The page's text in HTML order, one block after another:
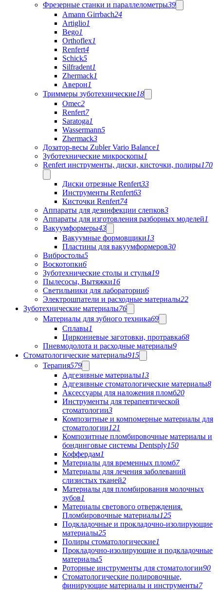
Фрезерные станки и параллелометры39
Amann Girrbach24
Artiglio1
Bego1
Orthoflex1
Renfert4
Schick5
Silfradent1
Zhermack1
Аверон1
Триммеры зуботехнические18
Omec2
Renfert7
Saratoga1
Wassermann5
Zhermack3
Дозатор-весы Zubler Vario Balance1
Зуботехнические микроскопы1
Renfert инструменты, диски, кисточки, полиры170
Диски отрезные Renfert33
Инструменты Renfert63
Кисточки Renfert74
Аппараты для дезинфекции слепков3
Аппараты для изготовления разборных моделей1
Вакуумформеры43
Вакуумные формовщики13
Пластины для вакуумформеров30
Вибростолы5
Воскотопки6
Зуботехнические столы и стулья19
Пылесосы, Вытяжки16
Светильники для лаборатории6
Электрошпатели и расходные материалы22
Зуботехнические материалы76
Материалы для зубного техника69
Сплавы1
Циркониевые заготовки, протравка68
Пневмодолота и расходные материалы9
Стоматологические материалы915
Терапия579
Адгезивные материалы13
Адгезивные стоматологические материалы8
Аксессуары для наложения пломб20
Инструменты для терапевтической
стоматологии3
Композитные и компомерные материалы для
стоматологии121
Композитные пломбировочные материалы и
бондинговые системы Dentsply150
Коффердам1
Материалы для временных пломб7
Материалы для лечения заболеваний
слизистых тканей2
Материалы для пломбирования молочных
зубов1
Материалы светового отверждения.
Пломбировочные материалы125
Подкладочные и прокладочно-изолирующие
материалы25
Полиры стоматологические1
Прокладочно-изолирующие и подкладочные
материалы5
Роторные инструменты для стоматологии90
Стоматологические полировочные,
финирующие материалы и инструменты7